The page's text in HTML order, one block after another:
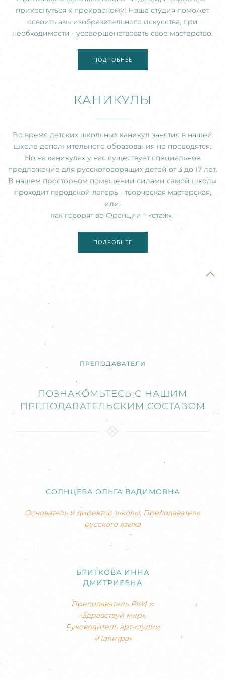
прикоснуться к прекрасному! Наша студия поможет
освоить азы изобразительного искусства, при
необходимости - усовершенствовать свое мастерство.
ПОДРОБНЕЕ
КАНИКУЛЫ
Во время детских школьных каникул занятия в нашей
школе дополнительного образования не проводятся.
Но на каникулах у нас существует специальное
предложение для русскоговорящих детей от 3 до 17 лет.
В нашем просторном помещении силами самой школы
проходит городской лагерь - творческая мастерская,
или,
как говорят во Франции – «стаж».
ПОДРОБНЕЕ
ПРЕПОДАВАТЕЛИ
ПОЗНАКОМЬТЕСЬ С НАШИМ
ПРЕПОДАВАТЕЛЬСКИМ СОСТАВОМ
СОЛНЦЕВА ОЛЬГА ВАДИМОВНА
Основатель и директор школы. Преподаватель
русского языка
БРИТКОВА ИННА
ДМИТРИЕВНА
Преподаватель РКИ и
«Здравствуй мир»,
Руководитель арт-студии
«Палитра»